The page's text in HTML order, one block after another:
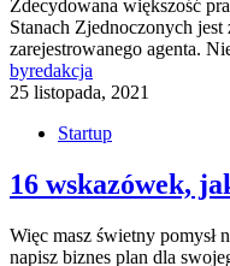
Zdecydowana większość
Stanach Zjednoczonych
zarejestrowanego agenta.
byredakcja
25 listopada, 2021
Startup
16 wskazówek,
Więc masz świetny pomysł
napisz biznes plan dla